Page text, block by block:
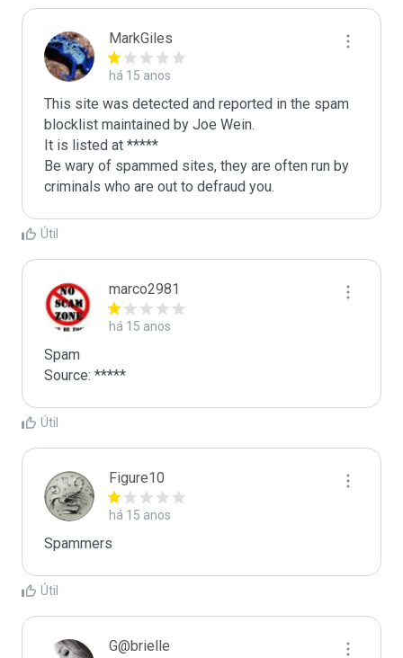
MarkGiles
há 15 anos
This site was detected and reported in the spam
blocklist maintained by Joe Wein.
It is listed at *****
Be wary of spammed sites, they are often run by
criminals who are out to defraud you.
Útil
marco2981
há 15 anos
Spam
Source: *****
Útil
Figure10
há 15 anos
Spammers
Útil
G@brielle